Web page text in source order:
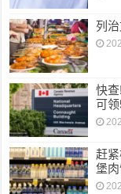
列
快
可
赶
堡